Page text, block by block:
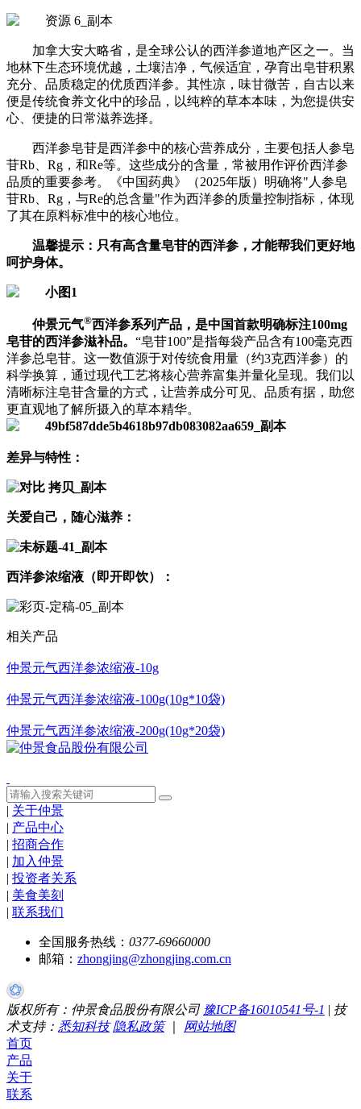
加拿大安大略省，是全球公认的西洋参道地产区之一。当
地林下生态环境优越，土壤洁净，气候适宜，孕育出皂苷积累
充分、品质稳定的优质西洋参。其性凉，味甘微苦，自古以来
便是传统食养文化中的珍品，以纯粹的草本本味，为您提供安
心、便捷的日常滋养选择。
西洋参皂苷是西洋参中的核心营养成分，主要包括人参皂
苷Rb、Rg，和Re等。这些成分的含量，常被用作评价西洋参
品质的重要参考。《中国药典》（2025年版）明确将"人参皂
苷Rb、Rg，与Re的总含量"作为西洋参的质量控制指标，体现
了其在原料标准中的核心地位。
温馨提示：只有高含量皂苷的西洋参，才能帮我们更好地
呵护身体。
仲景元气®西洋参系列产品，是中国首款明确标注100mg
皂苷的西洋参滋补品。 “皂苷100”是指每袋产品含有100毫克西
洋参总皂苷。这一数值源于对传统食用量（约3克西洋参）的
科学换算，通过现代工艺将核心营养富集并量化呈现。我们以
清晰标注皂苷含量的方式，让营养成分可见、品质有据，助您
更直观地了解所摄入的草本精华。
差异与特性：
关爱自己，随心滋养：
西洋参浓缩液（即开即饮）：
相关产品
仲景元气西洋参浓缩液-10g
仲景元气西洋参浓缩液-100g(10g*10袋)
仲景元气西洋参浓缩液-200g(10g*20袋)
| 关于仲景
| 产品中心
| 招商合作
| 加入仲景
| 投资者关系
| 美食美刻
| 联系我们
全国服务热线： 0377-69660000
邮箱： zhongjing@zhongjing.com.cn
版权所有：仲景食品股份有限公司 豫ICP备16010541号-1 | 技
术支持： 悉知科技 隐私政策
网站地图
首页
产品
关于
联系